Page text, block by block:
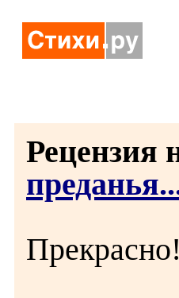
Рецензия
Прекрасно!